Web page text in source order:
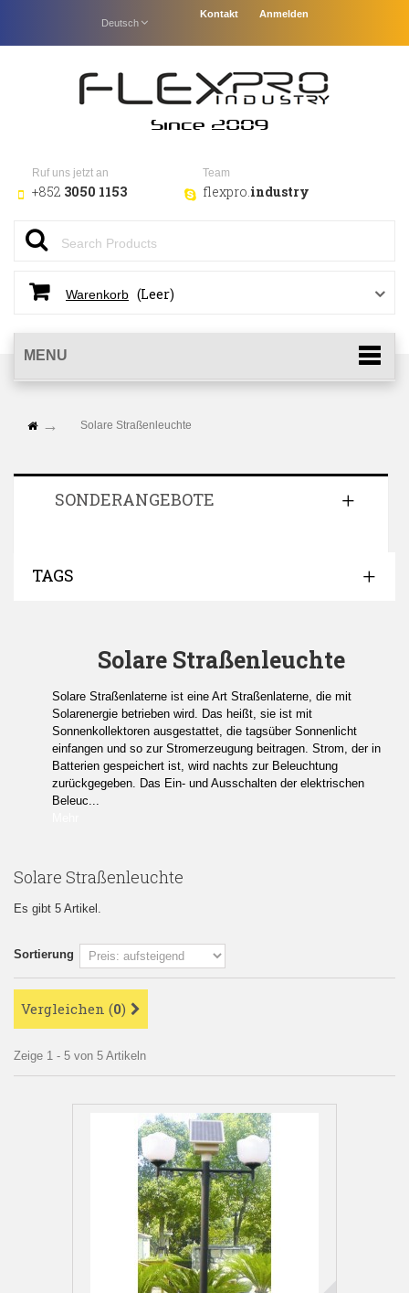
Anmelden
Deutsch
Kontakt
Ruf uns jetzt an
+852 3050 1153
Team
flexpro.industry
Warenkorb (Leer)
MENU
Solare Straßenleuchte
SONDERANGEBOTE
TAGS
Solare Straßenleuchte
Solare Straßenlaterne ist eine Art Straßenlaterne, die mit
Solarenergie betrieben wird. Das heißt, sie ist mit
Sonnenkollektoren ausgestattet, die tagsüber Sonnenlicht
einfangen und so zur Stromerzeugung beitragen. Strom, der in
Batterien gespeichert ist, wird nachts zur Beleuchtung
zurückgegeben. Das Ein- und Ausschalten der elektrischen
Beleuc...
Solare Straßenleuchte
Es gibt 5 Artikel.
Sortierung
Vergleichen (0)
Zeige 1 - 5 von 5 Artikeln